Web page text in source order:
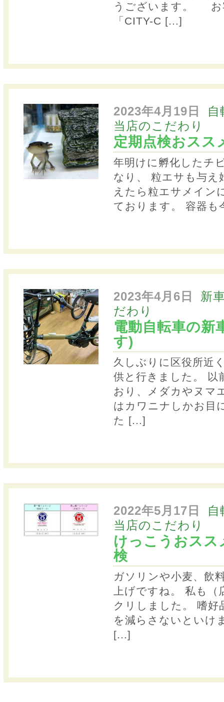
うございます。 お
「CITY-C [...]
2023年4月19日
当店のこだわり
定期点検おスス
年明けに孵化したチ
なり、 粒エサも与え
えたら粒エサメイン
ております。 容器も
2023年4月6日
新
だわり
電動自転車の新
す)
久しぶりに区役所近
供と行きました。 以
おり、メダカやヌマ
はカワニナしかお目
た [...]
2022年5月17日
当店のこだわり
けっこうおスス
検
ガソリンや小麦、飲
上げですね。 私も
クリしました。 嗜好
を減らさないといけ
[...]